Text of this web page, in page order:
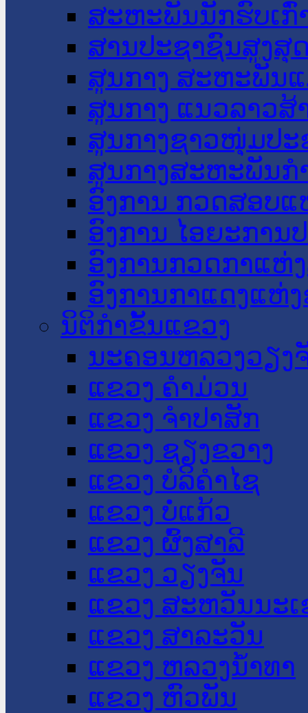
ສະຫະພັນນັກຮົບເກົ່
ສານປະຊາຊົນສູງສຸ
ສູນກາງ ສະຫະພັນ
ສູນກາງ ແນວລາວສ້
ສູນກາງຊາວໜຸ່ມປະ
ສູນກາງສະຫະພັນກ
ອົງການ ກວດສອບແ
ອົງການ ໄອຍະການ
ອົງການກວດກາແຫ່
ອົງການກາແດງແຫ່
ນິຕິກໍາຂັ້ນແຂວງ
ນະ​ຄອນ​ຫລວງວຽງ
ແຂວງ ຄໍາມ່ວນ
ແຂວງ ຈໍາປາສັກ
ແຂວງ ຊຽງຂວາງ
ແຂວງ ບໍລິຄໍາໄຊ
ແຂວງ ບໍ່ແກ້ວ
ແຂວງ ຜົ້ງສາລີ
ແຂວງ ວຽງຈັນ
ແຂວງ ສະຫວັນນະ
ແຂວງ ສາລະວັນ
ແຂວງ ຫລວງນໍ້າທາ
ແຂວງ ຫົວພັນ